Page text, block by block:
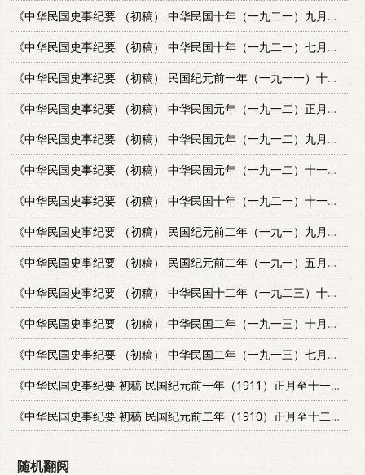
《中华民国史事纪要 （初稿） 中华民国十年（一九二一）九月至十月》
《中华民国史事纪要 （初稿） 中华民国十年（一九二一）七月至八月》
《中华民国史事纪要 （初稿） 民国纪元前一年（一九一一）十月至11月》
《中华民国史事纪要 （初稿） 中华民国元年（一九一二）正月至二月》
《中华民国史事纪要 （初稿） 中华民国元年（一九一二）九月至十月》
《中华民国史事纪要 （初稿） 中华民国元年（一九一二）十一月至12月》
《中华民国史事纪要 （初稿） 中华民国十年（一九二一）十一月至12月》
《中华民国史事纪要 （初稿） 民国纪元前二年（一九一）九月至12月》
《中华民国史事纪要 （初稿） 民国纪元前二年（一九一）五月至八月》
《中华民国史事纪要 （初稿） 中华民国十二年（一九二三）十一月至12月》
《中华民国史事纪要 （初稿） 中华民国二年（一九一三）十月至12月》
《中华民国史事纪要 （初稿） 中华民国二年（一九一三）七月至九月》
《中华民国史事纪要 初稿 民国纪元前一年（1911）正月至十一月》
《中华民国史事纪要 初稿 民国纪元前二年（1910）正月至十二月》
随机翻阅